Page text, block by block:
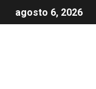
agosto 6, 2026